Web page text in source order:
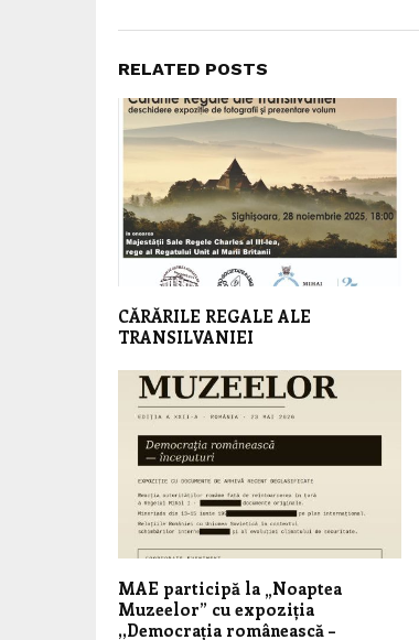
RELATED POSTS
CĂRĂRILE REGALE ALE
TRANSILVANIEI
MAE participă la „Noaptea
Muzeelor” cu expoziția
,,Democrația românească –